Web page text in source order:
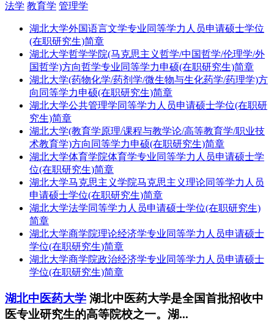
法学 教育学 管理学
湖北大学外国语言文学专业同等学力人员申请硕士学位
(在职研究生)简章
湖北大学哲学学院(马克思主义哲学/中国哲学/伦理学/外
国哲学)方向哲学专业同等学力申硕(在职研究生)简章
湖北大学(药物化学/药剂学/微生物与生化药学/药理学)方
向同等学力申硕(在职研究生)简章
湖北大学公共管理学同等学力人员申请硕士学位(在职研
究生)简章
湖北大学(教育学原理/课程与教学论/高等教育学/职业技
术教育学)方向同等学力申硕(在职研究生)简章
湖北大学体育学院体育学专业同等学力人员申请硕士学
位(在职研究生)简章
湖北大学马克思主义学院马克思主义理论同等学力人员
申请硕士学位(在职研究生)简章
湖北大学法学同等学力人员申请硕士学位(在职研究生)
简章
湖北大学商学院理论经济学专业同等学力人员申请硕士
学位(在职研究生)简章
湖北大学商学院政治经济学专业同等学力人员申请硕士
学位(在职研究生)简章
湖北中医药大学 湖北中医药大学是全国首批招收中
医专业研究生的高等院校之一。湖...